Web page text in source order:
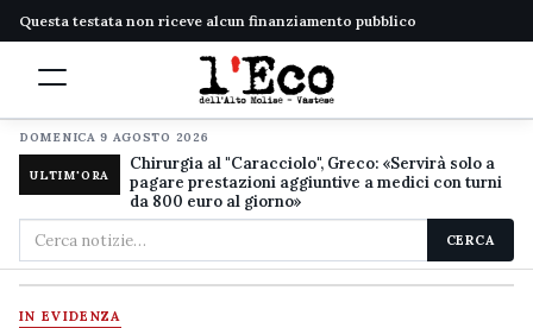
Questa testata non riceve alcun finanziamento pubblico
DOMENICA 9 AGOSTO 2026
ULTIM'ORA
Chirurgia al "Caracciolo", Greco: «Servirà solo a
pagare prestazioni aggiuntive a medici con turni
da 800 euro al giorno»
Cerca
nel
sito
CERCA
IN EVIDENZA